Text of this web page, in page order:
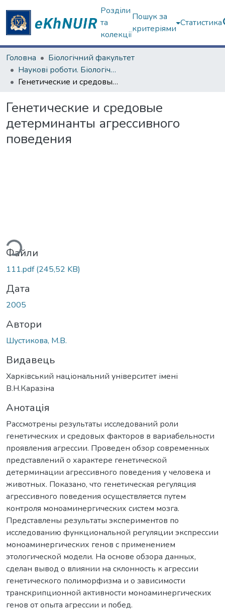
Розділи
та
колекції
Пошук за
критеріями
Статистика
Головна
Біологічний факультет
Наукові роботи. Біологічний факультет
Генетические и средовые детерминанты агрессивного поведения
Генетические и средовые
детерминанты агрессивного
поведения
Файли
111.pdf(245,52 KB)
Дата
2005
Автори
Шустикова, М.В.
Видавець
Харківський національний університет імені
В.Н.Каразіна
Анотація
Рассмотрены результаты исследований роли
генетических и средовых факторов в вариабельности
проявления агрессии. Проведен обзор современных
представлений о характере генетической
детерминации агрессивного поведения у человека и
животных. Показано, что генетическая регуляция
агрессивного поведения осуществляется путем
контроля моноаминергических систем мозга.
Представлены результаты экспериментов по
исследованию функциональной регуляции экспрессии
моноаминергических генов с применением
этологической модели. На основе обзора данных,
сделан вывод о влиянии на склонность к агрессии
генетического полиморфизма и о зависимости
транскрипционной активности моноаминергических
генов от опыта агрессии и побед.